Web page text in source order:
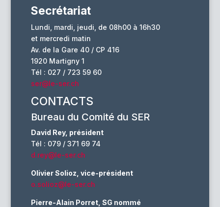
Secrétariat
Lundi, mardi, jeudi, de 08h00 à 16h30
et mercredi matin
Av. de la Gare 40 / CP 416
1920 Martigny 1
Tél : 027 / 723 59 60
ser@le-ser.ch
CONTACTS
Bureau du Comité du SER
David Rey, président
Tél : 079 / 371 69 74
d.rey@le-ser.ch
Olivier Solioz, vice-président
o.solioz@le-ser.ch
Pierre-Alain Porret, SG nommé